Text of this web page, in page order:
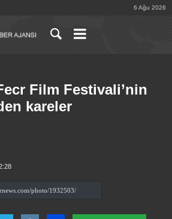
6 Ağu 2026
Film Festivali’nin
kareler